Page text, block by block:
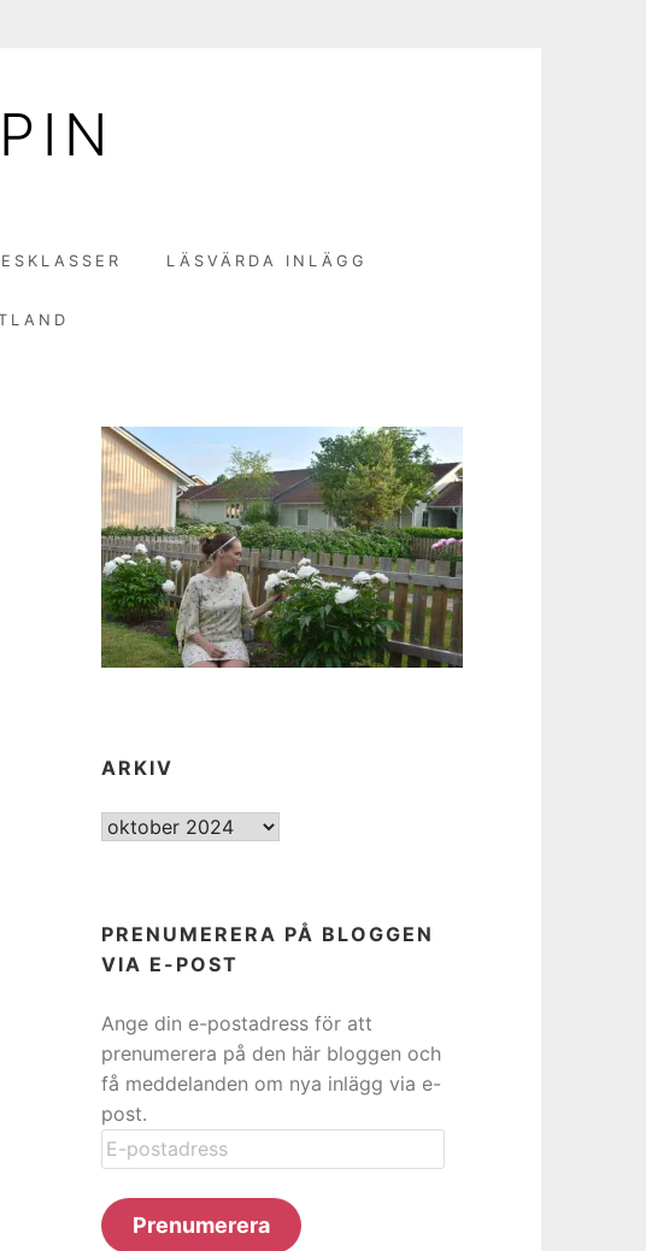
LÄSVÄRDA INLÄGG
ARKIV
ARKIV
PRENUMERERA PÅ BLOGGEN
VIA E-POST
Ange din e-postadress för att
prenumerera på den här bloggen och
få meddelanden om nya inlägg via e-
post.
E-
postadress
Prenumerera